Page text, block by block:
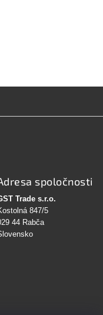
spoločnosti
Trade s.r.o.
847/5
44 Rabča